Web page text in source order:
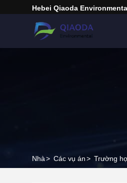
Hebei Qiaoda
Nhà> Các vụ án> Trường